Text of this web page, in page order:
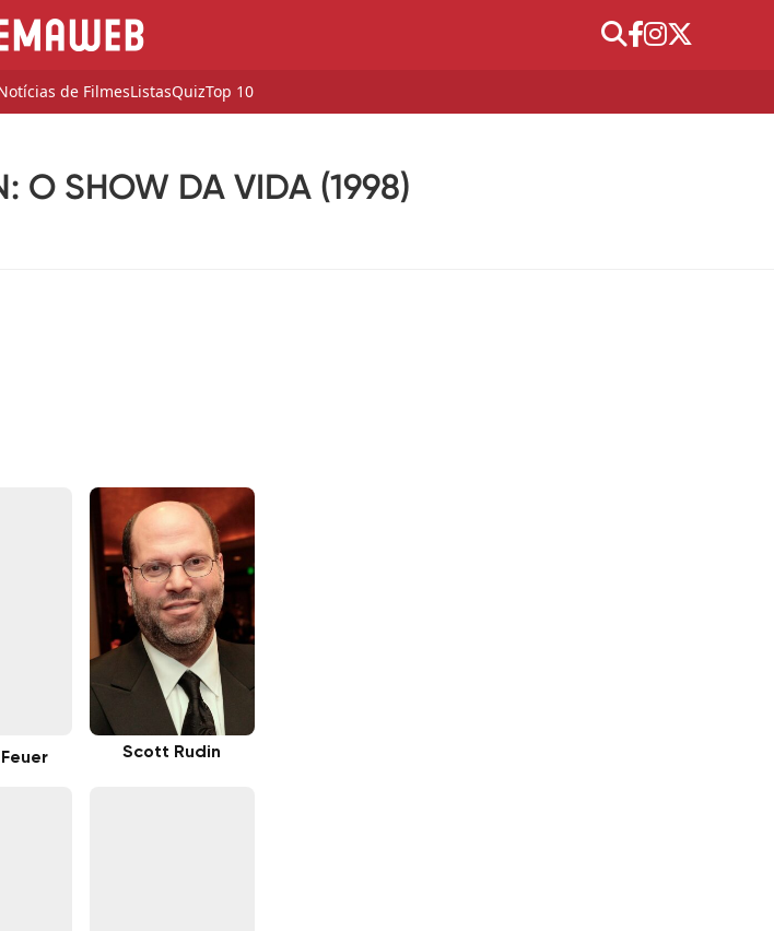
de FilmesListasQuizTop 10
O SHOW DA VIDA (1998)
Scott Rudin